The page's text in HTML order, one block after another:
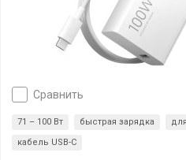
сравнить
71 – 100 Вт быстрая зарядка
кабель USB-C